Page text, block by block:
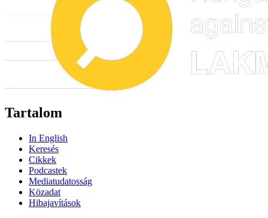
Tartalom
In English
Keresés
Cikkek
Podcastek
Mediatudatosság
Közadat
Hibajavítások